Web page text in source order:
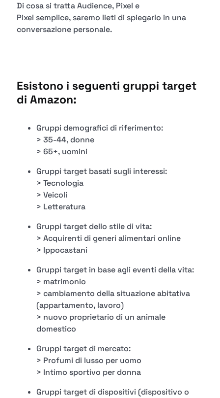
Di cosa si tratta Audience, Pixel e
Pixel semplice, saremo lieti di spiegarlo in una
conversazione personale.
Esistono i seguenti gruppi target
di Amazon:
Gruppi demografici di riferimento:
> 35-44, donne
> 65+, uomini
Gruppi target basati sugli interessi:
> Tecnologia
> Veicoli
> Letteratura
Gruppi target dello stile di vita:
> Acquirenti di generi alimentari online
> Ippocastani
Gruppi target in base agli eventi della vita:
> matrimonio
> cambiamento della situazione abitativa
(appartamento, lavoro)
> nuovo proprietario di un animale
domestico
Gruppi target di mercato:
> Profumi di lusso per uomo
> Intimo sportivo per donna
Gruppi target di dispositivi (dispositivo o